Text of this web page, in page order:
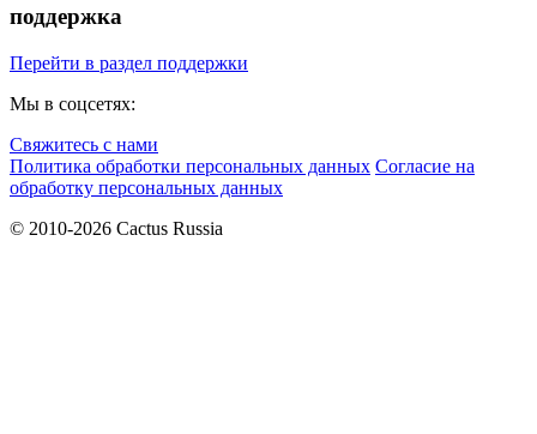
поддержка
Перейти в раздел поддержки
Мы в соцсетях:
Свяжитесь с нами
Политика обработки персональных данных Согласие на
обработку персональных данных
© 2010-2026 Cactus Russia